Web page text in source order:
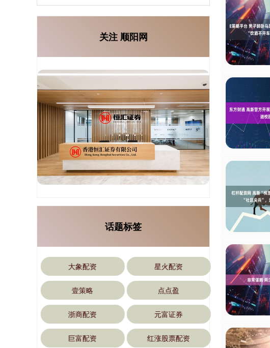
关注 顺阳网
话题标签
大象配资 星火配资
壹策略 点点盈
浙商配资 元富证券
巨富配资 红涨股票配资